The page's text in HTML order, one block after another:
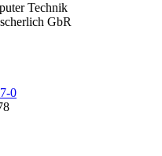
Technik
GbR
0